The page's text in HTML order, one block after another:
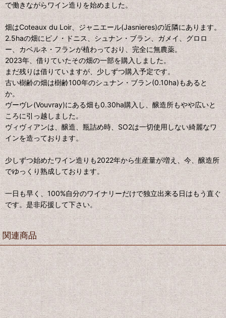
で働きながらワイン造りを始めました。
畑はCoteaux du Loir、ジャニエール(Jasnieres)の近隣にあります。
2.5haの畑にピノ・ドニス、シュナン・ブラン、ガメイ、グロロ
ー、カベルネ・フランが植わっており、完全に無農薬。
2023年、借りていたその畑の一部を購入しました。
まだ残りは借りていますが、少しずつ購入予定です。
古い樹齢の畑は樹齢100年のシュナン・ブラン(0.10ha)もあると
か。
ヴーヴレ(Vouvray)にある畑も0.30ha購入し、醸造所もやや広いと
ころに引っ越しました。
ヴィヴィアンは、醸造、瓶詰め時、SO2は一切使用しない綺麗なワ
インを造っております。
少しずつ始めたワイン造りも2022年から生産量が増え、今、醸造所
でゆっくり熟成しております。
一日も早く、100%自分のワイナリーだけで独立出来る日はもう直ぐ
です。是非応援して下さい。
関連商品